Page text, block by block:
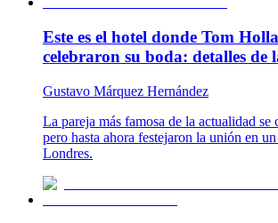
Este es el hotel donde Tom
celebraron su boda: detalles de
Gustavo Márquez Hernández
La pareja más famosa de la actualidad se
pero hasta ahora festejaron la unión en
Londres.